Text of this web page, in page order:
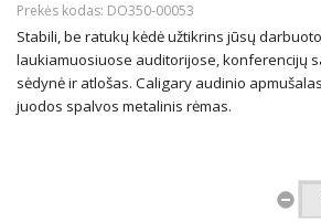
Prekės kodas: DO350-00053
Stabili, be ratukų kėdė užtikrins jūsų
laukiamuosiuose auditorijose, konferencijų
sėdynė ir atlošas. Caligary audinio
juodos spalvos metalinis rėmas.